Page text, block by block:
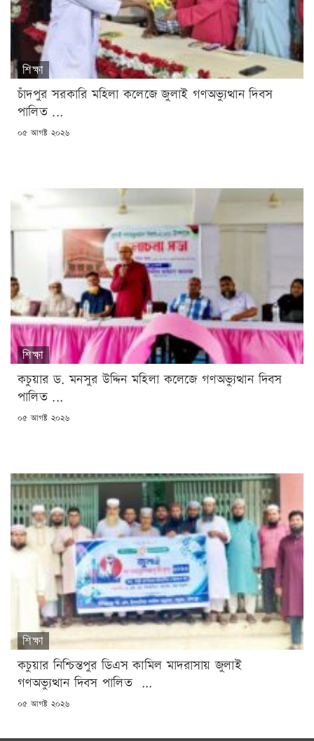
শিক্ষা
চাঁদপুর সরকারি মহিলা কলেজে জুলাই গণঅভ্যুত্থান দিবস
পালিত ...
POSTED
০৫ আগষ্ট ২০২৬
শিক্ষা
কচুয়ার ড. মনসুর উদ্দিন মহিলা কলেজে গণঅভ্যুত্থান দিবস
পালিত ...
POSTED
০৫ আগষ্ট ২০২৬
শিক্ষা
কচুয়ার নিশ্চিন্তপুর ডিএস কামিল মাদরাসায় জুলাই
গণঅভ্যুত্থান দিবস পালিত ...
POSTED
০৫ আগষ্ট ২০২৬